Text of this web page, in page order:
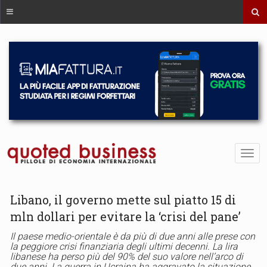
Libano, il governo mette sul piatto 15 di
mln dollari per evitare la ‘crisi del pane’
Il paese medio-orientale è da più di due anni alle prese con
la peggiore crisi finanziaria degli ultimi decenni. La lira
libanese ha perso più del 90% del suo valore nell’arco di